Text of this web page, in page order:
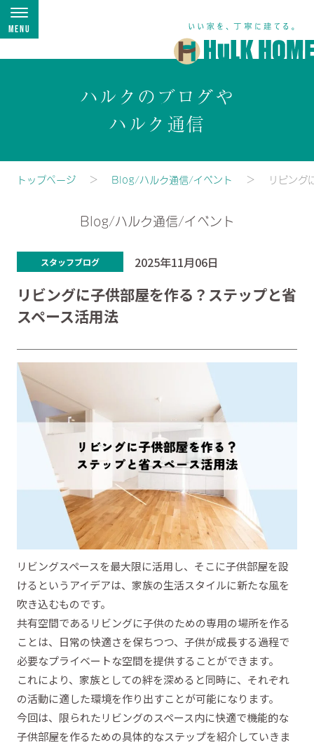
Menu
ハルクのブログや
ハルク通信
トップページ Blog/ハルク通信/イベント リビング
Blog/ハルク通信/イベント
スタッフブログ 2025年11月06日
リビングに子供部屋を作る？ステップと省
スペース活用法
リビングスペースを最大限に活用し、そこに子供部屋を設
けるというアイデアは、家族の生活スタイルに新たな風を
吹き込むものです。
共有空間であるリビングに子供のための専用の場所を作る
ことは、日常の快適さを保ちつつ、子供が成長する過程で
必要なプライベートな空間を提供することができます。
これにより、家族としての絆を深めると同時に、それぞれ
の活動に適した環境を作り出すことが可能になります。
今回は、限られたリビングのスペース内に快適で機能的な
子供部屋を作るための具体的なステップを紹介していきま